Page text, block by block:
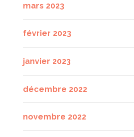
mars 2023
février 2023
janvier 2023
décembre 2022
novembre 2022